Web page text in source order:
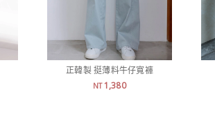
正韓製 挺薄料牛仔寬褲
NT1,380